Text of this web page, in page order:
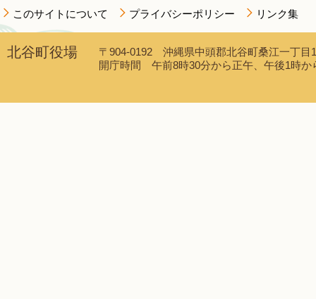
このサイトについて プライバシーポリシー リンク集
北谷町役場
〒904-0192 沖縄県中頭郡北谷町桑江一丁
開庁時間 午前8時30分から正午、午後1時か